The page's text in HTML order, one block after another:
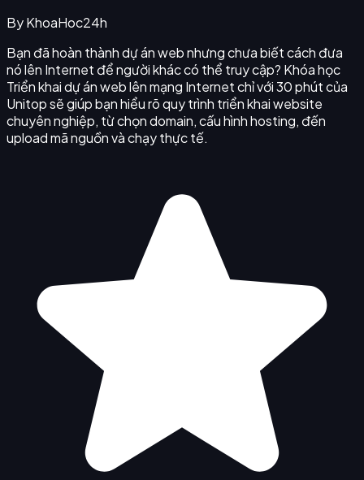
ByKhoaHoc24h
Bạn đã hoàn thành dự án web nhưng chưa biết cách đưa
nó lên Internet để người khác có thể truy cập? Khóa học
Triển khai dự án web lên mạng Internet chỉ với 30 phút của
Unitop sẽ giúp bạn hiểu rõ quy trình triển khai website
chuyên nghiệp, từ chọn domain, cấu hình hosting, đến
upload mã nguồn và chạy thực tế.